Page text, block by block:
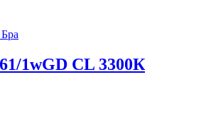
1wGD CL 3300К